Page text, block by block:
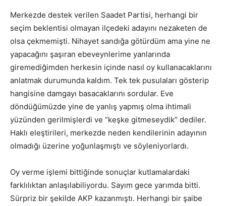
Merkezde destek verilen Saadet Partisi, herhangi bir
seçim beklentisi olmayan ilçedeki adayını nezaketen de
olsa çekmemişti. Nihayet sandığa götürdüm ama yine ne
yapacağını şaşıran ebeveynlerime yanlarında
giremediğimden herkesin içinde nasıl oy kullanacaklarını
anlatmak durumunda kaldım. Tek tek pusulaları gösterip
hangisine damgayı basacaklarını sordular. Eve
döndüğümüzde yine de yanlış yapmış olma ihtimali
yüzünden gerilmişlerdi ve “keşke gitmeseydik” dediler.
Haklı eleştirileri, merkezde neden kendilerinin adayının
olmadığı üzerine yoğunlaşmıştı ve söyleniyorlardı.
Oy verme işlemi bittiğinde sonuçlar kutlamalardaki
farklılıktan anlaşılabiliyordu. Sayım gece yarımda bitti.
Sürpriz bir şekilde AKP kazanmıştı. Herhangi bir şaibe